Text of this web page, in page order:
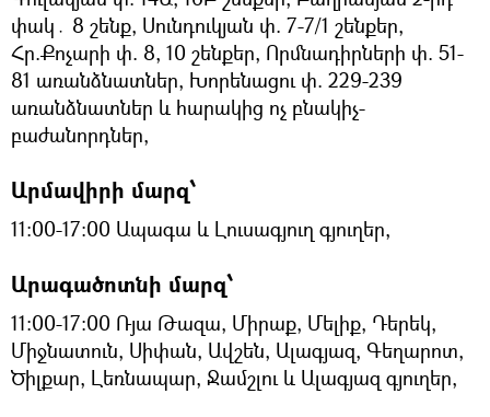
փակ․ 8 շենք, Սունդուկյան փ. 7-7/1 շենքեր,
Հր.Քոչարի փ. 8, 10 շենքեր, Որմնադիրների փ. 51-
81 առանձնատներ, Խորենացու փ. 229-239
առանձնատներ և հարակից ոչ բնակիչ-
բաժանորդներ,
Արմավիրի մարզ՝
11:00-17:00 Ապագա և Լուսագյուղ գյուղեր,
Արագածոտնի մարզ՝
11:00-17:00 Ռյա Թազա, Միրաք, Մելիք, Դերեկ,
Միջնատուն, Սիփան, Ավշեն, Ալագյազ, Գեղարոտ,
Ծիլքար, Լեռնապար, Ջամշլու և Ալագյազ գյուղեր,